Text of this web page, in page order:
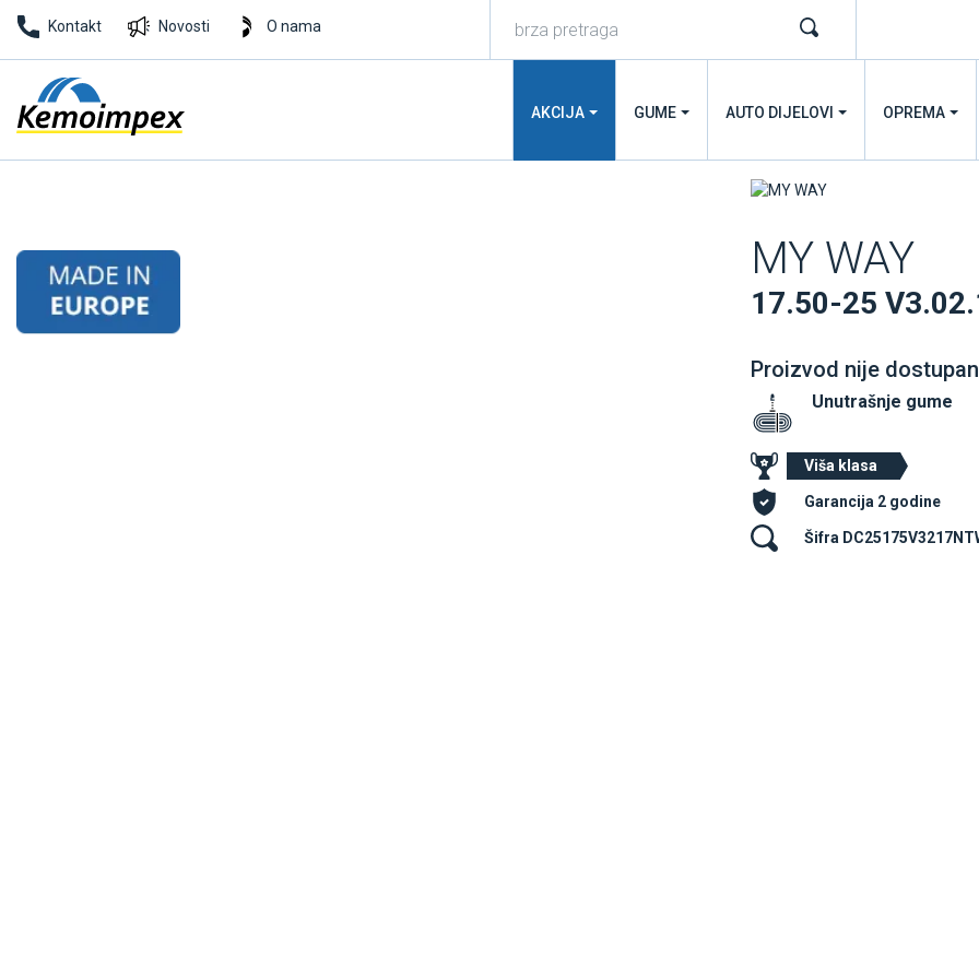
Kontakt Novosti O nama
AKCIJA GUME AUTO DIJELOVI OPREMA
MY WAY
17.50-25
Proizvod nije dostupan
Unutrašnje gume
Viša klasa
Garancija 2 godine
Šifra